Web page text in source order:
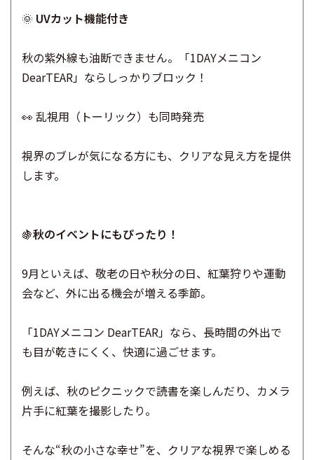
🌞 UVカット機能付き
秋の紫外線も油断できません。「1DAYメニコン
DearTEAR」ならしっかりブロック！
👀 乱視用（トーリック）も同時発売
視界のブレが気になる方にも、クリアな見え方を提供
します。
🍇秋のイベントにもぴったり！
9月といえば、敬老の日や秋分の日、紅葉狩りや運動
会など、外に出る機会が増える季節。
「1DAYメニコン DearTEAR」なら、長時間の外出で
も目が乾きにくく、快適に過ごせます。
例えば、秋のピクニックで読書を楽しんだり、カメラ
片手に紅葉を撮影したり。
そんな“秋の小さな幸せ”を、クリアな視界で楽しめる